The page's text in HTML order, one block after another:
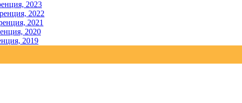
2023
2022
2021
2020
2019